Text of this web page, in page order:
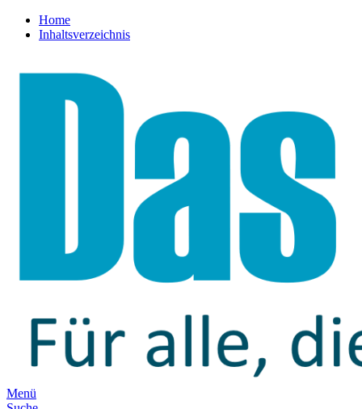
Home
Inhaltsverzeichnis
Menü